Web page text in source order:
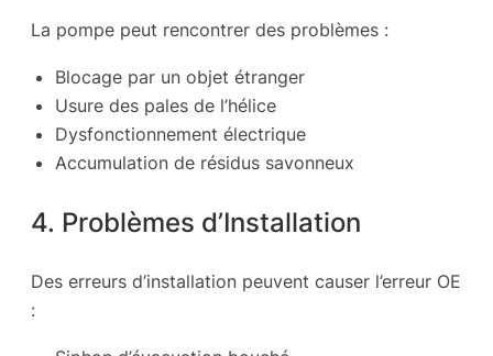
La pompe peut rencontrer des problèmes :
Blocage par un objet étranger
Usure des pales de l’hélice
Dysfonctionnement électrique
Accumulation de résidus savonneux
4. Problèmes d’Installation
Des erreurs d’installation peuvent causer l’erreur OE
: